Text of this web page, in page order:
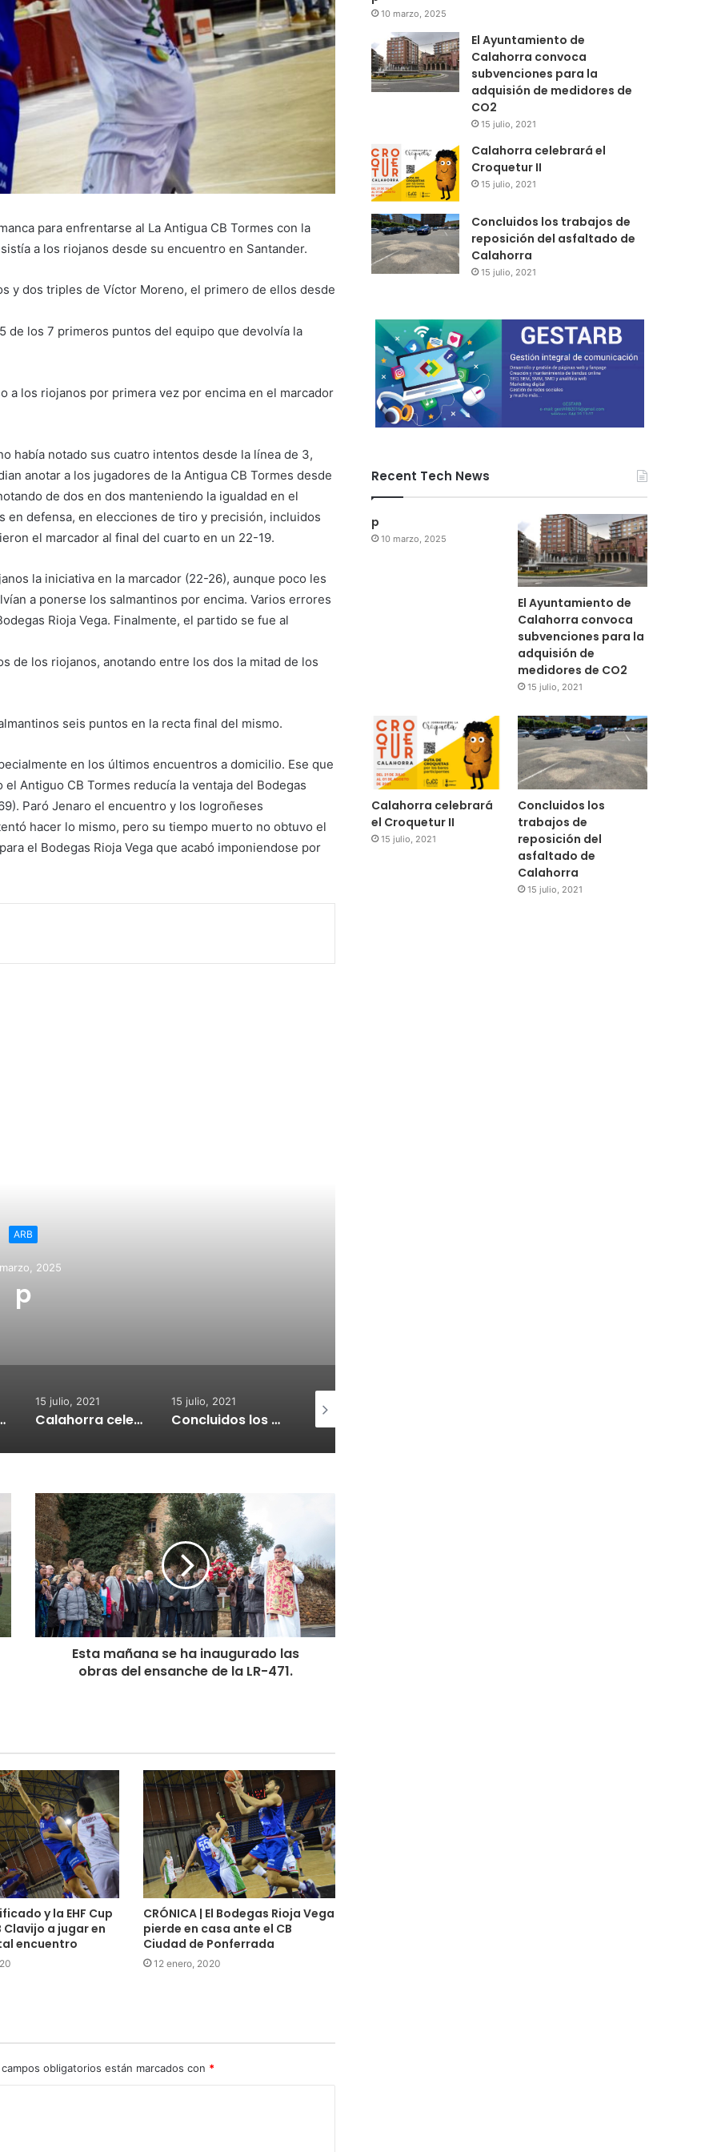
para enfrentarse al La Antigua CB Tormes con la
a los riojanos desde su encuentro en Santander.
y dos triples de Víctor Moreno, el primero de ellos desde
de los 7 primeros puntos del equipo que devolvía la
a los riojanos por primera vez por encima en el marcador
había notado sus cuatro intentos desde la línea de 3,
anotar a los jugadores de la Antigua CB Tormes desde
de dos en dos manteniendo la igualdad en el
en defensa, en elecciones de tiro y precisión, incluidos
el marcador al final del cuarto en un 22-19.
la iniciativa en la marcador (22-26), aunque poco les
a ponerse los salmantinos por encima. Varios errores
Rioja Vega. Finalmente, el partido se fue al
de los riojanos, anotando entre los dos la mitad de los
seis puntos en la recta final del mismo.
en los últimos encuentros a domicilio. Ese que
Antiguo CB Tormes reducía la ventaja del Bodegas
Paró Jenaro el encuentro y los logroñeses
hacer lo mismo, pero su tiempo muerto no obtuvo el
el Bodegas Rioja Vega que acabó imponiendose por
ARB
2025
p
la adquisión de medidores de CO2
15 julio, 2021
Calahorra celebrará el Croquetur II
15 julio, 2021
Concluidos los trabajos de reposición del asfaltado de Calahorra
Esta mañana se ha inaugurado las
obras del ensanche de la LR-471.
y la EHF Cup
Clavijo a jugar en
encuentro
CRÓNICA | El Bodegas Rioja Vega
pierde en casa ante el CB
Ciudad de Ponferrada
12 enero, 2020
campos obligatorios están marcados con *
10 marzo, 2025
El Ayuntamiento de
Calahorra convoca
subvenciones para la
adquisión de medidores de
CO2
15 julio, 2021
Calahorra celebrará el
Croquetur II
15 julio, 2021
Concluidos los trabajos de
reposición del asfaltado de
Calahorra
15 julio, 2021
Recent Tech News
p
10 marzo, 2025
El Ayuntamiento de
Calahorra convoca
subvenciones para la
adquisión de
medidores de CO2
15 julio, 2021
Calahorra celebrará
el Croquetur II
15 julio, 2021
Concluidos los
trabajos de
reposición del
asfaltado de
Calahorra
15 julio, 2021